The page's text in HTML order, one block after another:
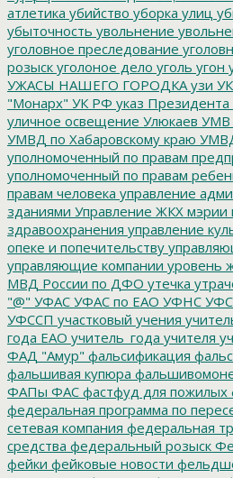
атлетика убийство уборка улиц
убыточность увольнение
уголовное преследование
розыск уголоное дело уголь угон
УЖАСЫ НАШЕГО ГОРОДКА узи УК
"Монарх" УК РФ указ Президента
уличное освещение Улюкаев УМВ
УМВД по Хабаровскому краю
уполномоченный по правам
уполномоченный по правам
правам человека управление
зданиями Управление ЖКХ мэрии
здравоохранения управление
опеке и попечительству
управляющие компании уровень
МВД России по ДФО утечка
"@" УФАС УФАС по ЕАО УФНС
УФССП участковый учения
года ЕАО учитель_года учителя
ФАД "Амур" фальсификация
фальшивая купюра
ФАПы ФАС фастфуд для пожилых
федеральная программа по
сетевая компания федеральная
средства федеральный розыск
фейки фейковые новости